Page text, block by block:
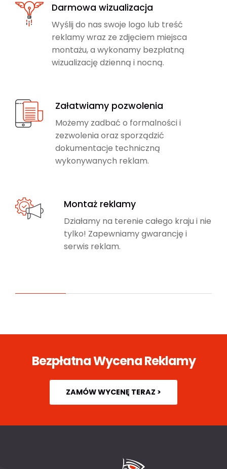
Darmowa wizualizacja
Wyślij do nas swoje logo lub treść
reklamy wraz ze zdjęciem miejsca
montażu, a wykonamy bezpłatną
wizualizację dzienną i nocną.
Załatwiamy pozwolenia
Możemy zadbać o formalności i
zezwolenia oraz sporządzić
dokumentacje techniczną
wykonywanych reklam.
Montaż reklamy
Działamy na terenie całego kraju i nie
tylko! Zapewniamy gwarancję i
serwis reklam.
Bezpłatna Wycena Reklamy
ZAMÓW WYCENĘ TERAZ >